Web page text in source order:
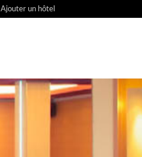
Ajouter un hôtel